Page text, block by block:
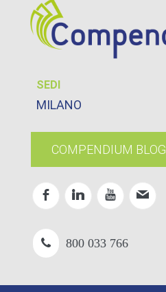
SEDI
MILANO
COMPENDIUM BLOG
800 033 766